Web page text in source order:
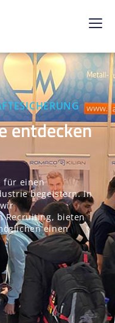
entdecken
für einen
begeistern. In
Recruiting, bieten
einen